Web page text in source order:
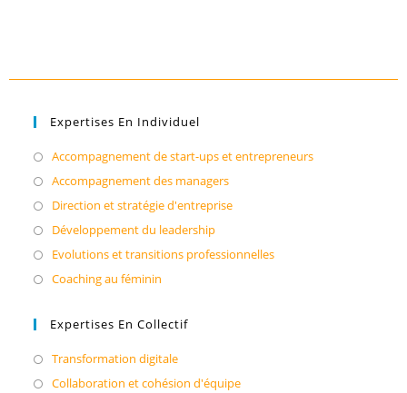
Expertises En Individuel
Accompagnement de start-ups et entrepreneurs
Accompagnement des managers
Direction et stratégie d'entreprise
Développement du leadership
Evolutions et transitions professionnelles
Coaching au féminin
Expertises En Collectif
Transformation digitale
Collaboration et cohésion d'équipe